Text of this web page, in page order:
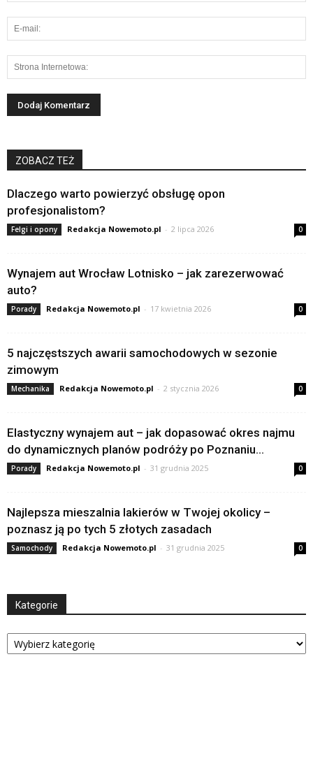
ZOBACZ TEŻ
Dlaczego warto powierzyć obsługę opon
profesjonalistom?
Felgi i opony Redakcja Nowemoto.pl - 2 lipca 2026 0
Wynajem aut Wrocław Lotnisko – jak zarezerwować
auto?
Porady Redakcja Nowemoto.pl - 17 kwietnia 2026 0
5 najczęstszych awarii samochodowych w sezonie
zimowym
Mechanika Redakcja Nowemoto.pl - 2 stycznia 2026 0
Elastyczny wynajem aut – jak dopasować okres najmu
do dynamicznych planów podróży po Poznaniu...
Porady Redakcja Nowemoto.pl - 31 grudnia 2025 0
Najlepsza mieszalnia lakierów w Twojej okolicy –
poznasz ją po tych 5 złotych zasadach
Samochody Redakcja Nowemoto.pl - 31 grudnia 2025 0
Kategorie
Kategorie